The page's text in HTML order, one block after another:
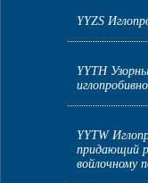
YYZS
YYTH
YYTW
придающий
войлочному